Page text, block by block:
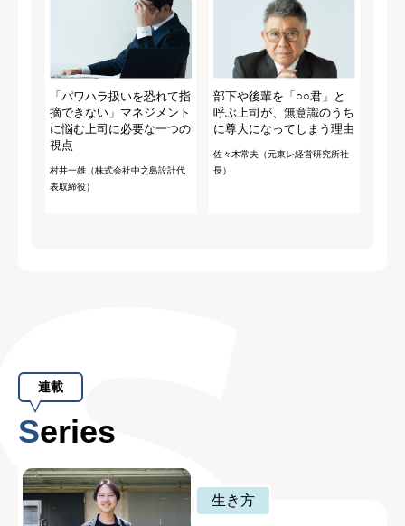
「パワハラ扱いを恐れて指
摘できない」マネジメント
に悩む上司に必要な一つの
視点
村井一雄（株式会社中之島設計代
表取締役）
部下や後輩を「○○君」と
呼ぶ上司が、無意識のうち
に尊大になってしまう理由
佐々木常夫（元東レ経営研究所社
長）
連載
Series
生き方